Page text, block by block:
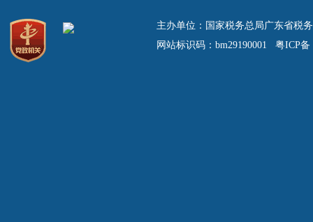
主办单位：国家税务总局广东省税
网站标识码：bm29190001 粤ICP